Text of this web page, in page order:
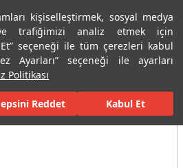
kişiselleştirmek, sosyal medya
trafiğimizi analiz etmek için
Et” seçeneği ile tüm çerezleri kabul
Ayarları” seçeneği ile ayarları
Politikası
Reddet Kabul Et
Menü
İçi Alanlar Banyo Seramikleri